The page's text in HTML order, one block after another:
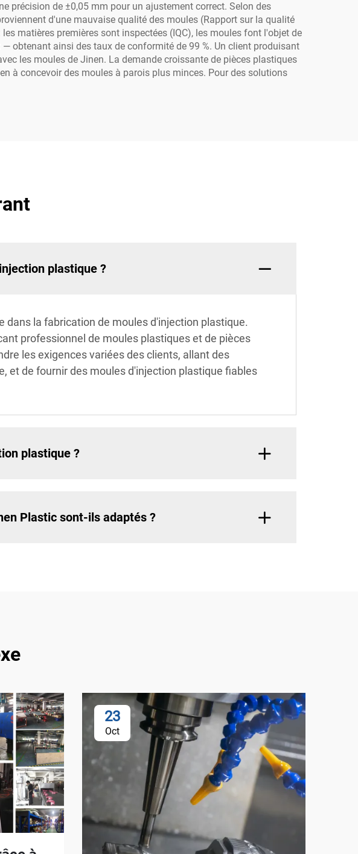
précision de ±0,05 mm pour un ajustement correct. Selon des
d'une mauvaise qualité des moules (Rapport sur la qualité
matières premières sont inspectées (IQC), les moules font l'objet de
obtenant ainsi des taux de conformité de 99 %. Un client produisant
les moules de Jinen. La demande croissante de pièces plastiques
à concevoir des moules à parois plus minces. Pour des solutions
plastique ?
dans la fabrication de moules d'injection plastique.
professionnel de moules plastiques et de pièces
les exigences variées des clients, allant des
et de fournir des moules d'injection plastique fiables
plastique ?
Plastic sont-ils adaptés ?
23
Oct